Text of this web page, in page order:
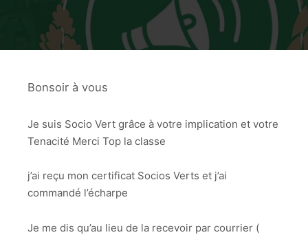
Bonsoir à vous
Je suis Socio Vert grâce à votre implication et votre
Tenacité Merci Top la classe
j’ai reçu mon certificat Socios Verts et j’ai
commandé l’écharpe
Je me dis qu’au lieu de la recevoir par courrier (